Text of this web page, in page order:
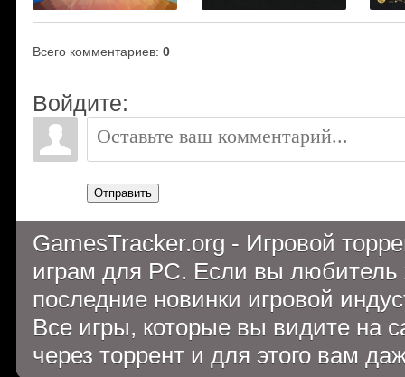
Всего комментариев: 0
Войдите:
Отправить
GamesTracker.org - Игровой
играм для PC. Если вы
последние новинки игровой
Все игры, которые вы видите на
через торрент и для этого вам